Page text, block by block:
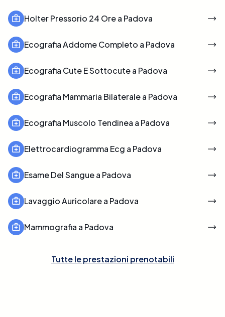
Holter Pressorio 24 Ore a Padova
Ecografia Addome Completo a Padova
Ecografia Cute E Sottocute a Padova
Ecografia Mammaria Bilaterale a Padova
Ecografia Muscolo Tendinea a Padova
Elettrocardiogramma Ecg a Padova
Esame Del Sangue a Padova
Lavaggio Auricolare a Padova
Mammografia a Padova
Tutte le prestazioni prenotabili